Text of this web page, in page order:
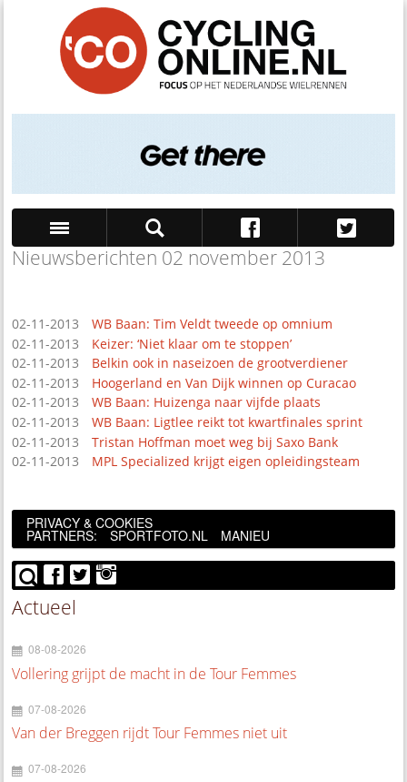
Nieuwsberichten 02 november 2013
02-11-2013
WB Baan: Tim Veldt tweede op omnium
02-11-2013
Keizer: ‘Niet klaar om te stoppen’
02-11-2013
Belkin ook in naseizoen de grootverdiener
02-11-2013
Hoogerland en Van Dijk winnen op Curacao
02-11-2013
WB Baan: Huizenga naar vijfde plaats
02-11-2013
WB Baan: Ligtlee reikt tot kwartfinales sprint
02-11-2013
Tristan Hoffman moet weg bij Saxo Bank
02-11-2013
MPL Specialized krijgt eigen opleidingsteam
PRIVACY & COOKIES
PARTNERS: SPORTFOTO.NL MANIEU
Actueel
08-08-2026
Vollering grijpt de macht in de Tour Femmes
07-08-2026
Van der Breggen rijdt Tour Femmes niet uit
07-08-2026